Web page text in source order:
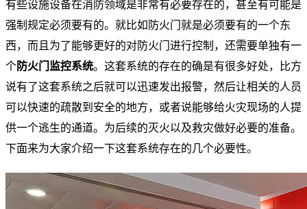
有些设施设备在消防领域是非常有必要存在的，甚至有可能是
强制规定必须要有的。就比如防火门就是必须要有的一个东
西，而且为了能够更好的对防火门进行控制，还需要单独有一
个防火门监控系统。这套系统的存在的确是有很多好处，比方
说有了这套系统之后就可以迅速发出报警，然后让相关的人员
可以快速的疏散到安全的地方，或者说能够给火灾现场的人提
供一个逃生的通道。为后续的灭火以及救灾做好必要的准备。
下面来为大家介绍一下这套系统存在的几个必要性。